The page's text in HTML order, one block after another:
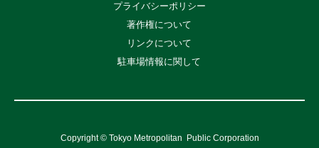
プライバシーポリシー
著作権について
リンクについて
駐車場情報に関して
Copyright © Tokyo Metropolitan Public Corporation